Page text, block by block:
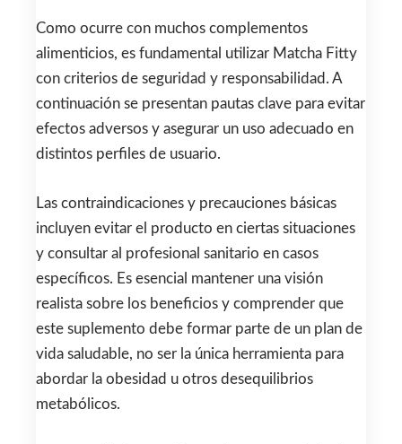
Como ocurre con muchos complementos
alimenticios, es fundamental utilizar Matcha Fitty
con criterios de seguridad y responsabilidad. A
continuación se presentan pautas clave para evitar
efectos adversos y asegurar un uso adecuado en
distintos perfiles de usuario.
Las contraindicaciones y precauciones básicas
incluyen evitar el producto en ciertas situaciones
y consultar al profesional sanitario en casos
específicos. Es esencial mantener una visión
realista sobre los beneficios y comprender que
este suplemento debe formar parte de un plan de
vida saludable, no ser la única herramienta para
abordar la obesidad u otros desequilibrios
metabólicos.